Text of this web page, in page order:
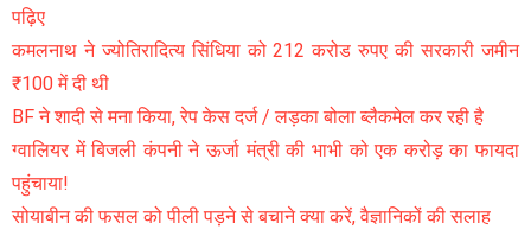
पढ़िए
कमलनाथ ने ज्योतिरादित्य सिंधिया को 212 करोड रुपए की सरकारी जमीन
₹100 में दी थी
BF ने शादी से मना किया, रेप केस दर्ज / लड़का बोला ब्लैकमेल कर रही है
ग्वालियर में बिजली कंपनी ने ऊर्जा मंत्री की भाभी को एक करोड़ का फायदा
पहुंचाया!
सोयाबीन की फसल को पीली पड़ने से बचाने क्या करें, वैज्ञानिकों की सलाह